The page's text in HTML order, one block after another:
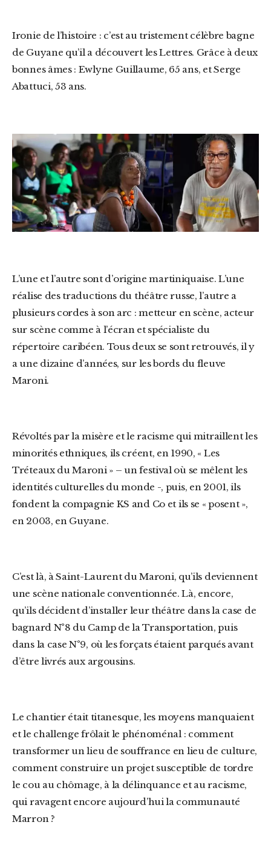
Ironie de l’histoire : c’est au tristement célèbre bagne
de Guyane qu’il a découvert les Lettres. Grâce à deux
bonnes âmes : Ewlyne Guillaume, 65 ans, et Serge
Abattuci, 53 ans.
L’une et l’autre sont d’origine martiniquaise. L’une
réalise des traductions du théâtre russe, l’autre a
plusieurs cordes à son arc : metteur en scène, acteur
sur scène comme à l’écran et spécialiste du
répertoire caribéen. Tous deux se sont retrouvés, il y
a une dizaine d’années, sur les bords du fleuve
Maroni.
Révoltés par la misère et le racisme qui mitraillent les
minorités ethniques, ils créent, en 1990, « Les
Tréteaux du Maroni » – un festival où se mêlent les
identités culturelles du monde -, puis, en 2001, ils
fondent la compagnie KS and Co et ils se « posent »,
en 2003, en Guyane.
C’est là, à Saint-Laurent du Maroni, qu’ils deviennent
une scène nationale conventionnée. Là, encore,
qu’ils décident d’installer leur théâtre dans la case de
bagnard N°8 du Camp de la Transportation, puis
dans la case N°9, où les forçats étaient parqués avant
d’être livrés aux argousins.
Le chantier était titanesque, les moyens manquaient
et le challenge frôlait le phénoménal : comment
transformer un lieu de souffrance en lieu de culture,
comment construire un projet susceptible de tordre
le cou au chômage, à la délinquance et au racisme,
qui ravagent encore aujourd’hui la communauté
Marron ?